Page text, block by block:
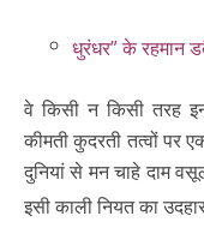
धुरंधर” के रहमान
वे किसी न किसी तरह
कीमती कुदरती तत्वों पर
दुनियां से मन चाहे दाम
इसी काली नियत का